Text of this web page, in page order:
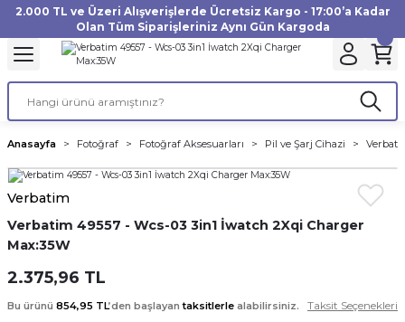
2.000 TL ve Üzeri Alışverişlerde Ücretsiz Kargo - 17:00’a Kadar
Olan Tüm Siparişleriniz Aynı Gün Kargoda
Geri Dön
Geri Dön
Geri Dön
Geri Dön
Geri Dön
Geri Dön
Geri Dön
Geri Dön
Geri Dön
Geri Dön
Geri Dön
Aksesuarları
Geri Dön
Anasayfa Fotoğraf Fotoğraf Aksesuarları Pil ve Şarj Cihazi
Verbatim
Verbatim 49557 - Wcs-03 3in1 İwatch 2Xqi Charger
Max:35W
2.375,96 TL
Bu ürünü 854,95 TL’den başlayantaksitlerle alabilirsiniz. Taksit Seçenekleri